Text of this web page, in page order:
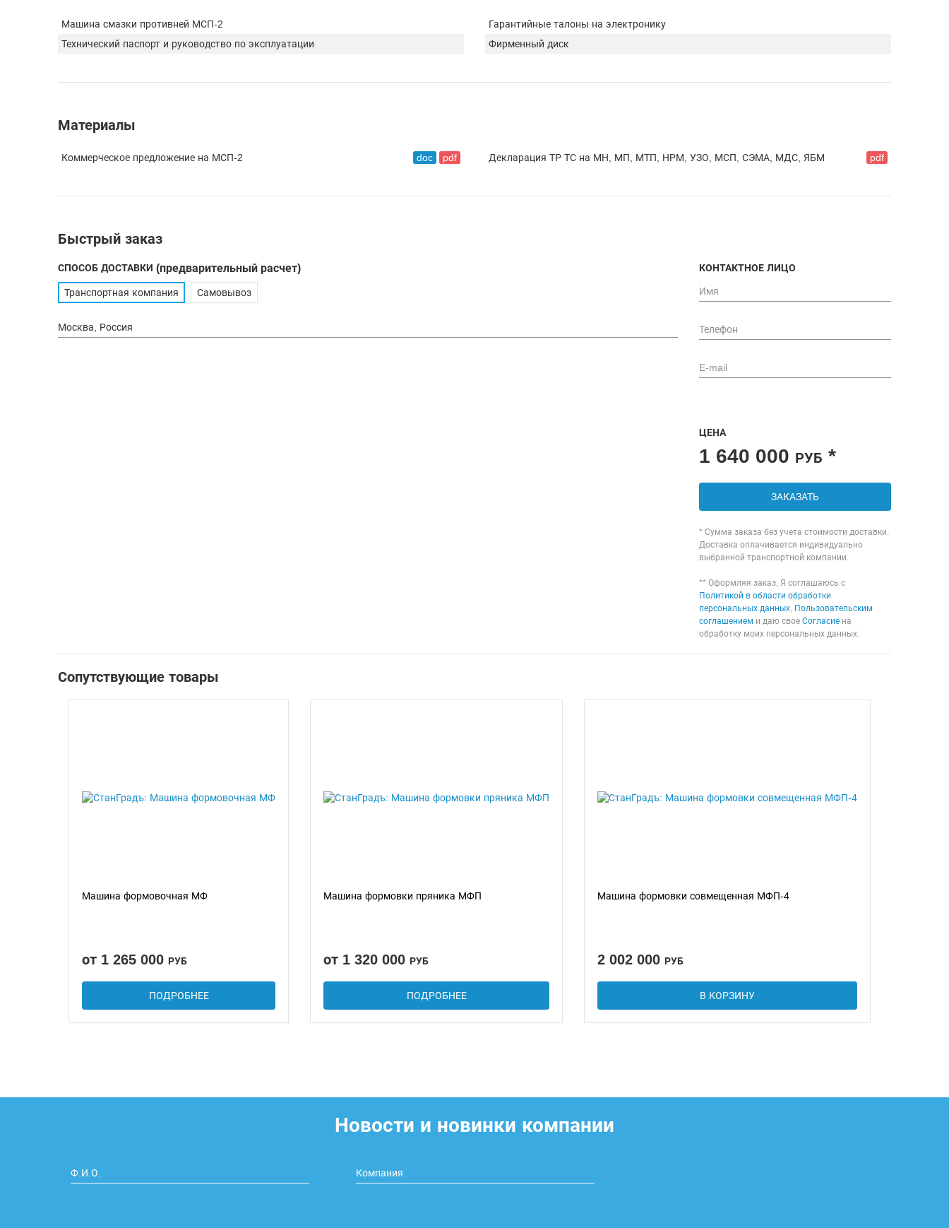
Машина смазки противней МСП-2
Технический паспорт и руководство по эксплуатации
Гарантийные талоны на электронику
Фирменный диск
Материалы
Коммерческое предложение на МСП-2 doc pdf Декларация ТР ТС на МН, МП, МТП, НРМ, УЗО, МСП, СЭМА, МДС, ЯБМ pdf
Быстрый заказ
СПОСОБ ДОСТАВКИ (предварительный расчет)
Транспортная компания Самовывоз
КОНТАКТНОЕ ЛИЦО
ЦЕНА
1 640 000 РУБ *
ЗАКАЗАТЬ
* Сумма заказа без учета стоимости доставки.
Доставка оплачивается индивидуально
выбранной транспортной компании.
** Оформляя заказ, Я соглашаюсь с
Политикой в области обработки
персональных данных, Пользовательским
соглашением и даю свое Согласиена
обработку моих персональных данных.
Сопутствующие товары
Машина формовочная МФ
от 1 265 000 РУБ
ПОДРОБНЕЕ
Машина формовки пряника МФП
от 1 320 000 РУБ
ПОДРОБНЕЕ
Машина формовки совмещенная МФП-4
2 002 000 РУБ
В КОРЗИНУ
Новости и новинки компании